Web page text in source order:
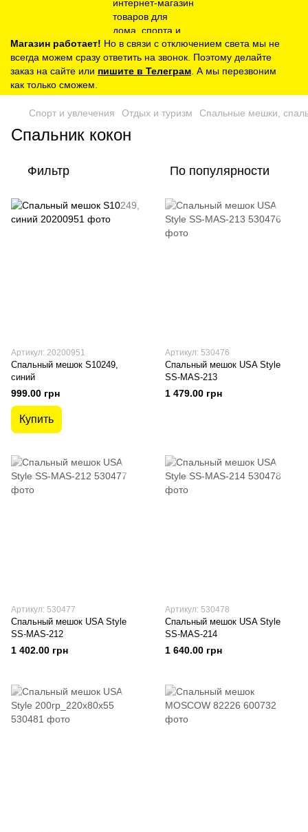
Магазин работает! Но в связи с отключением света мы не
всегда можем сразу ответить на звонок. Поэтому делайте
заказ на сайте или пишите в Телеграм . А мы перезвоним
как только сможем.
Спорт и увлечения Отдых и туризм Спальные мешки,
Спальник кокон
Фильтр По популярности
Артикул: 20200951
Спальный мешок S10249,
синий
999.00 грн
Купить
Артикул: 530476
Спальный мешок USA Style
SS-MAS-213
1 479.00 грн
Артикул: 530477
Спальный мешок USA Style
SS-MAS-212
1 402.00 грн
Артикул: 530478
Спальный мешок USA Style
SS-MAS-214
1 640.00 грн